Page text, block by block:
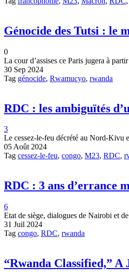
Génocide des Tutsi : le
0
La cour d’assises ce Paris jugera à
30 Sep 2024
Tag génocide, Rwamucyo, rwanda
RDC : les ambiguïtés
3
Le cessez-le-feu décrété au Nord-Kivu
05 Août 2024
Tag cessez-le-feu, congo, M23, RDC,
RDC : 3 ans d’errance
6
Etat de siège, dialogues de Nairobi et
31 Juil 2024
Tag congo, RDC, rwanda
“Rwanda Classified,”